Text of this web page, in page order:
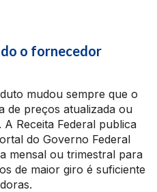
o fornecedor
mudou sempre que o
de preços atualizada ou
Receita Federal publica
do Governo Federal
mensal ou trimestral para
de maior giro é suficiente